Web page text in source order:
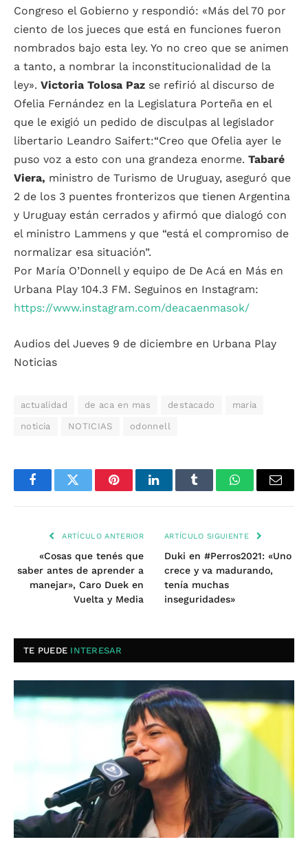
Congreso el Gobierno y respondió: «Más del 70 por
ciento de los jueces que está en funciones fueron
nombrados bajo esta ley. Yo no creo que se animen
a tanto, a nombrar la inconstitucionalidad de la
ley». Victoria Tolosa Paz se refirió al discurso de
Ofelia Fernández en la Legislatura Porteña en el
que le exigió un pedido de disculpas al legislador
libertario Leandro Saifert:“Creo que Ofelia ayer le
puso voz a esto con una grandeza enorme. Tabaré
Viera, ministro de Turismo de Uruguay, aseguró que
2 de los 3 puentes fronterizos que tienen Argentina
y Uruguay están cerrados y afirmó que dialogó con
el ministro Lammens y que “está el compromiso de
normalizar esa situación”.
Por María O’Donnell y equipo de De Acá en Más en
Urbana Play 104.3 FM. Seguinos en Instagram:
https://www.instagram.com/deacaenmasok/
Audios del Jueves 9 de diciembre en Urbana Play
Noticias
actualidad de aca en mas destacado maria
noticia NOTICIAS odonnell
FacebookTwitter PinterestLinkedInTumblr WhatsAppEmail
ARTÍCULO ANTERIOR
«Cosas que tenés que
saber antes de aprender a
manejar», Caro Duek en
Vuelta y Media
ARTÍCULO SIGUIENTE
Duki en #Perros2021: «Uno
crece y va madurando,
tenía muchas
inseguridades»
TE PUEDE INTERESAR